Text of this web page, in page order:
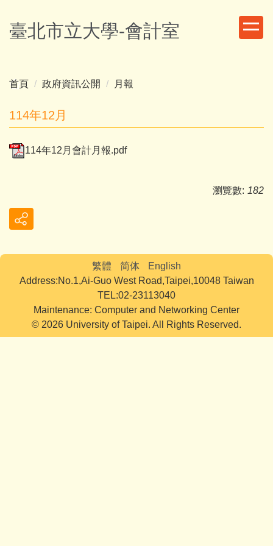
到
主
容
臺北市立大學-會計室
首頁 政府資訊公開 月報
114年12月
114年12月會計月報.pdf
瀏覽數: 182
繁體 简体
English
Address:No.1,Ai-Guo West Road,Taipei,10048 Taiwan
TEL:02-23113040
Maintenance: Computer and Networking Center
© 2026 University of Taipei. All Rights Reserved.